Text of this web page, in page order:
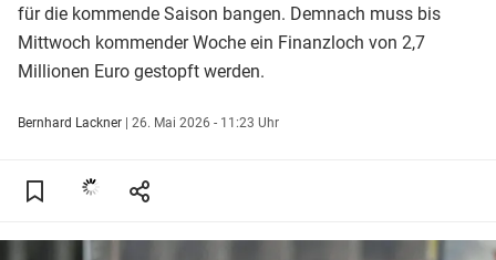
für die kommende Saison bangen. Demnach muss bis
Mittwoch kommender Woche ein Finanzloch von 2,7
Millionen Euro gestopft werden.
Bernhard Lackner | 26. Mai 2026 - 11:23 Uhr